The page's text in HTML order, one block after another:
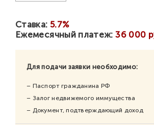
Ставка: 5.7%
Ежемесячный платеж:36 000
Для подачи заявки необходимо:
– Паспорт гражданина РФ
– Залог недвижемого иммущества
– Документ, подтверждающий доход